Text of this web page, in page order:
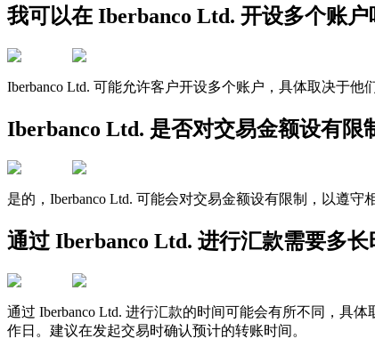
我可以在 Iberbanco Ltd. 开设多个账户
Iberbanco Ltd. 可能允许客户开设多个账户，具体取决于
Iberbanco Ltd. 是否对交易金额设有限
是的，Iberbanco Ltd. 可能会对交易金额设有限制，以遵
通过 Iberbanco Ltd. 进行汇款需要多长
通过 Iberbanco Ltd. 进行汇款的时间可能会有所不同，具
作日。建议在发起交易时确认预计的转账时间。